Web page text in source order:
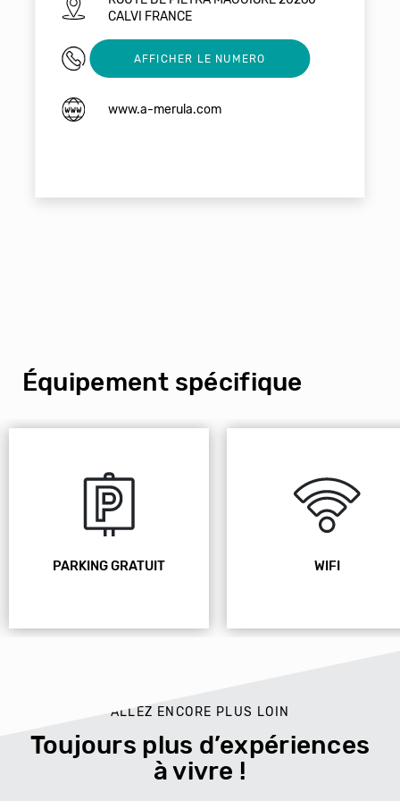
CALVI FRANCE
04 95 35 29 26
AFFICHER LE NUMERO
www.a-merula.com
Équipement spécifique
WIFI PISCINE
ALLEZ ENCORE PLUS LOIN
Toujours plus d’expériences
à vivre !